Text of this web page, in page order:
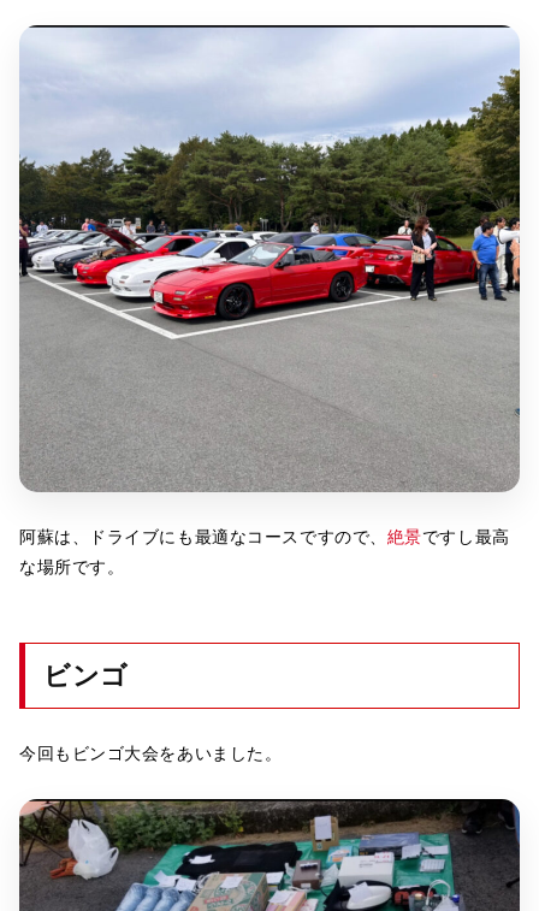
阿蘇は、ドライブにも最適なコースですので、 絶景ですし最高
な場所です。
ビンゴ
今回もビンゴ大会をあいました。